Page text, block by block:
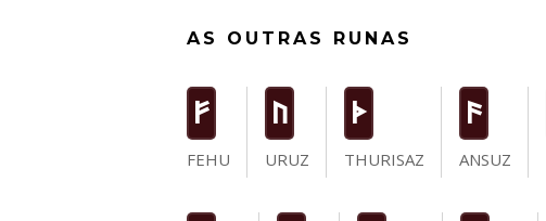
AS OUTRAS RUNAS
F
FEHU
U
URUZ
T
THURISAZ
a
ANSUZ